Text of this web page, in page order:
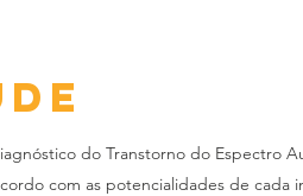
do Transtorno do Espectro
com as potencialidades de cada